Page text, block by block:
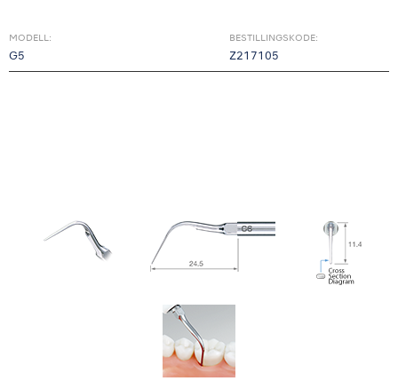
MODELL:
G5
BESTILLINGSKODE:
Z217105